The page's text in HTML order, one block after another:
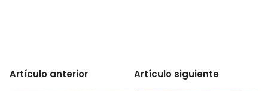
Artículo anterior Artículo siguiente